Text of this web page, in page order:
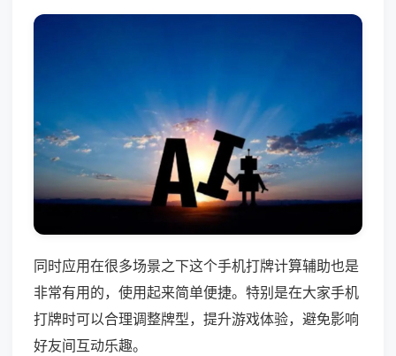
同时应用在很多场景之下这个手机打牌计算辅助也是
非常有用的，使用起来简单便捷。特别是在大家手机
打牌时可以合理调整牌型，提升游戏体验，避免影响
好友间互动乐趣。